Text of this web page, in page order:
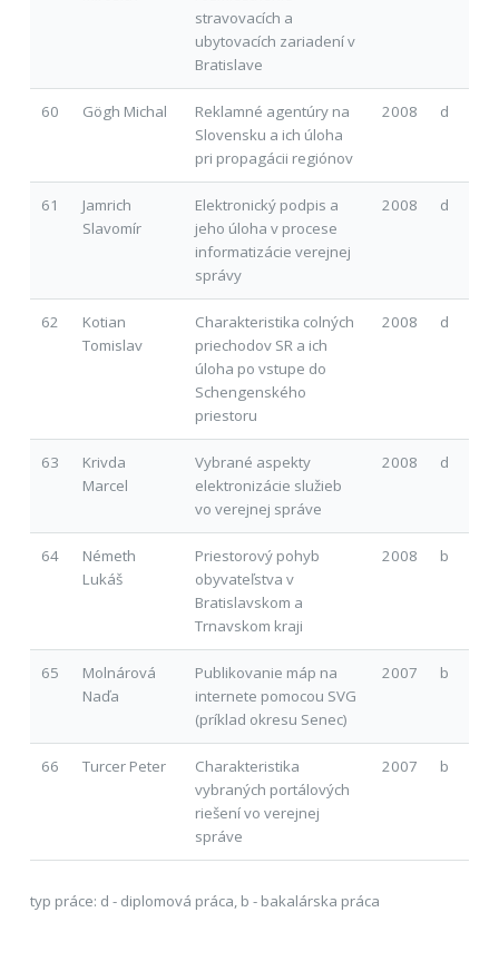
stravovacích a
ubytovacích zariadení v
Bratislave
60 Gögh Michal
Reklamné agentúry na
Slovensku a ich úloha
pri propagácii regiónov
2008 d
61
Jamrich
Slavomír
Elektronický podpis a
jeho úloha v procese
informatizácie verejnej
správy
2008 d
62
Kotian
Tomislav
Charakteristika colných
priechodov SR a ich
úloha po vstupe do
Schengenského
priestoru
2008 d
63
Krivda
Marcel
Vybrané aspekty
elektronizácie služieb
vo verejnej správe
2008 d
64
Németh
Lukáš
Priestorový pohyb
obyvateľstva v
Bratislavskom a
Trnavskom kraji
2008 b
65
Molnárová
Naďa
Publikovanie máp na
internete pomocou SVG
(príklad okresu Senec)
2007 b
66 Turcer Peter
Charakteristika
vybraných portálových
riešení vo verejnej
správe
2007 b
typ práce: d - diplomová práca, b - bakalárska práca